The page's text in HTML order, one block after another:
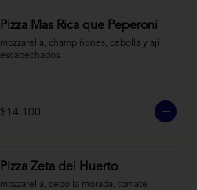
Pizza Mas Rica que Peperoni
mozzarella, champiñones, cebolla y ají
escabechados.
$14.100
Pizza Zeta del Huerto
mozzarella, cebolla morada, tomate